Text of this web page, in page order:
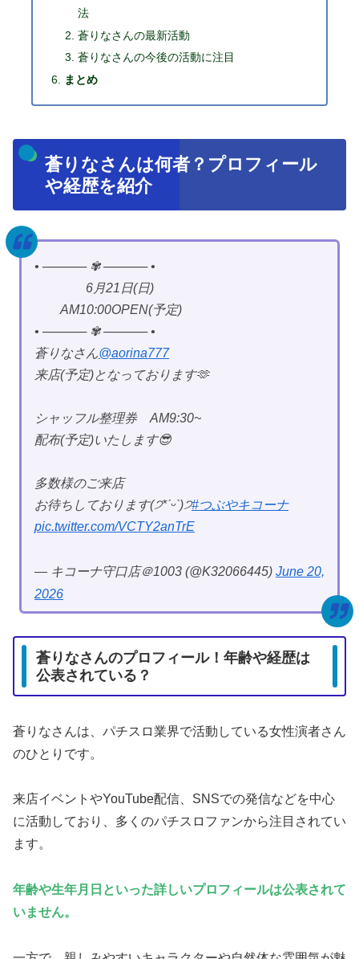
法
蒼りなさんの最新活動
蒼りなさんの今後の活動に注目
まとめ
蒼りなさんは何者？プロフィール
や経歴を紹介
• ───── ✾ ───── •
6月21日(日)
AM10:00OPEN(予定)
• ───── ✾ ───── •
蒼りなさん@aorina777
来店(予定)となっております🫶
シャッフル整理券 AM9:30~
配布(予定)いたします😎
多数様のご来店
お待ちしております(੭*ˊᵕˋ)੭#つぶやキコーナ
pic.twitter.com/VCTY2anTrE
— キコーナ守口店＠1003 (@K32066445) June 20,
2026
蒼りなさんのプロフィール！年齢や経歴は
公表されている？
蒼りなさんは、パチスロ業界で活動している女性演者さん
のひとりです。
来店イベントやYouTube配信、SNSでの発信などを中心
に活動しており、多くのパチスロファンから注目されてい
ます。
年齢や生年月日といった詳しいプロフィールは公表されて
いません。